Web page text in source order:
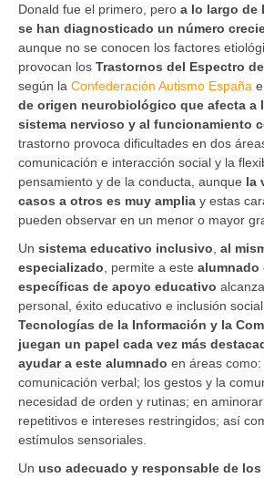
Donald fue el primero, pero a lo largo de
se han diagnosticado un número
aunque no se conocen los factores
provocan los Trastornos del Espectro
según la Confederación Autismo España
de origen neurobiológico que afecta a
sistema nervioso y al funcionamiento
trastorno provoca dificultades en dos
comunicación e interacción social y la
pensamiento y de la conducta, aunque la
casos a otros es muy amplia y estas
pueden observar en un menor o mayor
Un sistema educativo inclusivo al
especializado , permite a este alumnado
específicas de apoyo educativo
personal, éxito educativo e inclusión
Tecnologías de la Información y la
juegan un papel cada vez más
ayudar a este alumnado en áreas
comunicación verbal; los gestos y la
necesidad de orden y rutinas; en
repetitivos e intereses restringidos; así
estímulos sensoriales.
Un uso adecuado y responsable de los